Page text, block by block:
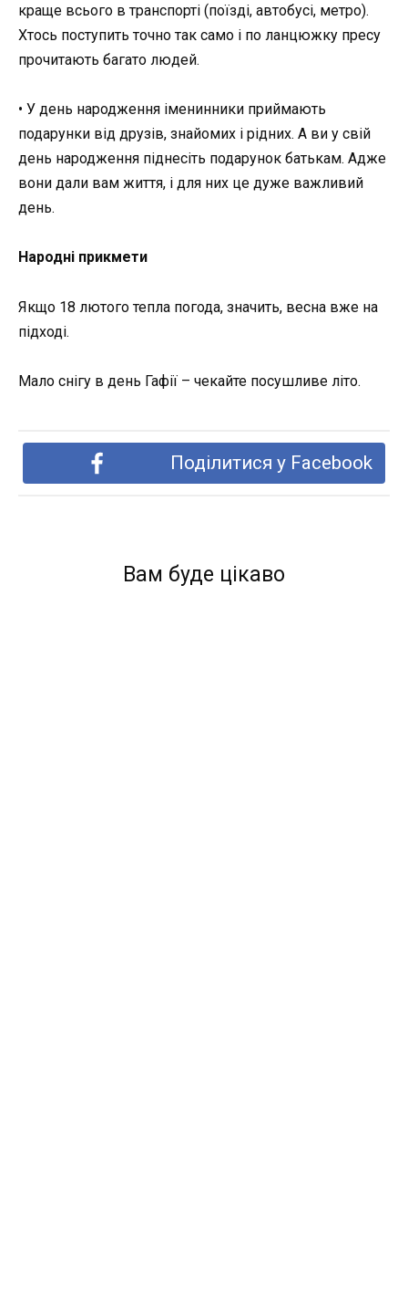
краще всього в транспорті (поїзді, автобусі, метро).
Хтось поступить точно так само і по ланцюжку пресу
прочитають багато людей.
• У день народження іменинники приймають
подарунки від друзів, знайомих і рідних. А ви у свій
день народження піднесіть подарунок батькам. Адже
вони дали вам життя, і для них це дуже важливий
день.
Народні прикмети
Якщо 18 лютого тепла погода, значить, весна вже на
підході.
Мало снігу в день Гафії – чекайте посушливе літо.
Поділитися у Facebook
Вам буде цікаво